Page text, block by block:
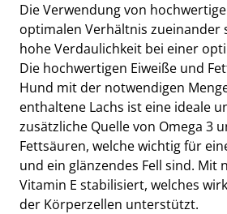
Die Verwendung von
optimalen Verhältnis zueinander
hohe Verdaulichkeit bei einer
Die hochwertigen Eiweiße und
Hund mit der notwendigen
enthaltene Lachs ist eine ideale
zusätzliche Quelle von Omega 3
Fettsäuren, welche wichtig für
und ein glänzendes Fell sind. Mit
Vitamin E stabilisiert, welches
der Körperzellen unterstützt.